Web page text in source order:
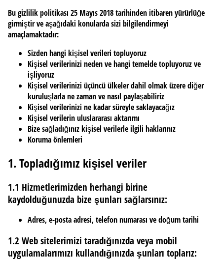
Bu gizlilik politikası 25 Mayıs 2018 tarihinden itibaren yürürlüğe
girmiştir ve aşağıdaki konularda sizi bilgilendirmeyi
amaçlamaktadır:
Sizden hangi kişisel verileri topluyoruz
Kişisel verilerinizi neden ve hangi temelde topluyoruz ve
işliyoruz
Kişisel verilerinizi üçüncü ülkeler dahil olmak üzere diğer
kuruluşlarla ne zaman ve nasıl paylaşabiliriz
Kişisel verilerinizi ne kadar süreyle saklayacağız
Kişisel verilerin uluslararası aktarımı
Bize sağladığınız kişisel verilerle ilgili haklarınız
Koruma önlemleri
1. Topladığımız kişisel veriler
1.1 Hizmetlerimizden herhangi birine
kaydolduğunuzda bize şunları sağlarsınız:
Adres, e-posta adresi, telefon numarası ve doğum tarihi
1.2 Web sitelerimizi taradığınızda veya mobil
uygulamalarımızı kullandığınızda şunları toplarız: